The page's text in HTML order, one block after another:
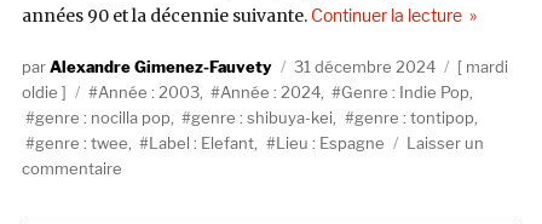
années 90 et la décennie suivante. Continuer la lecturede « La
AuteurAlexandre Gimenez-Fauvety
Publié
le
31 décembre 2024 Catégories
mardi
oldie
Étiquettes
Année : 2003, Année : 2024 Genre : Indie Pop
genre : nocilla pop
genre : shibuya-kei genre : tontipop
genre : twee
Label : Elefant Lieu : Espagne
Laisser un
commentairesur